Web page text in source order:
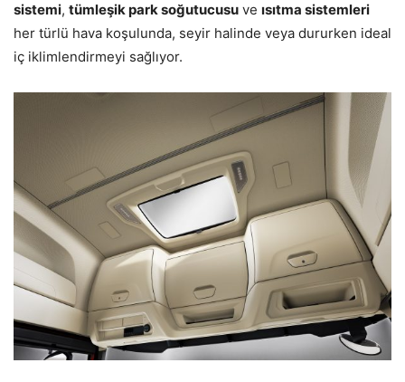
sistemi, tümleşik park soğutucusu ve ısıtma sistemleri
her türlü hava koşulunda, seyir halinde veya dururken ideal
iç iklimlendirmeyi sağlıyor.